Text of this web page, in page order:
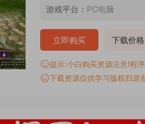
游戏平台： PC电脑
下载价格
立即购买
提示:小白购买资源注意!程
下载资源仅供学习版权归原